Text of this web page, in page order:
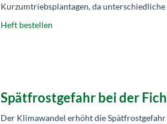
Kurzumtriebsplantagen, da unterschiedliche
Heft bestellen
Spätfrostgefahr bei der
Der Klimawandel erhöht die